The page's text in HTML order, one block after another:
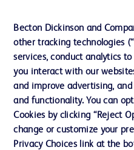
会社案内
お問い合わせ
Cookie Preferences
プライバシーポリシー
Becton Dickinson and
other tracking technologies
services, conduct analytics
you interact with our
and improve advertising,
and functionality. You can
Cookies by clicking “Reject
change or customize your
Privacy Choices link at the